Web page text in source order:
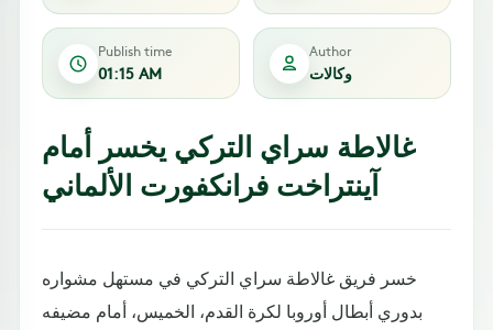
Publish time
01:15 AM
Author
وكالات
غالاطة سراي التركي يخسر أمام
آينتراخت فرانكفورت الألماني
خسر فريق غالاطة سراي التركي في مستهل مشواره
بدوري أبطال أوروبا لكرة القدم، الخميس، أمام مضيفه